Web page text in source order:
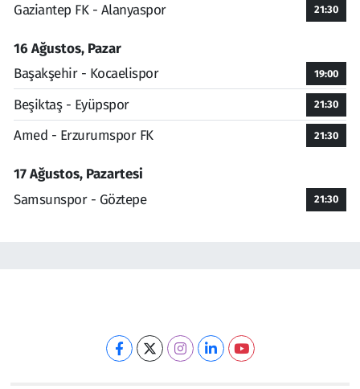
Gaziantep FK - Alanyaspor 21:30
16 Ağustos, Pazar
Başakşehir - Kocaelispor
19:00
Beşiktaş - Eyüpspor 21:30
Amed - Erzurumspor FK 21:30
17 Ağustos, Pazartesi
Samsunspor - Göztepe
21:30